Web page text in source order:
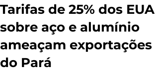
Tarifas de 25% dos EUA
sobre aço e alumínio
ameaçam exportações
do Pará